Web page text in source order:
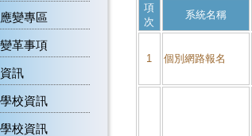
變專區
革事項
訊
校資訊
校資訊
項
次
系統名稱
1 個別網路報名